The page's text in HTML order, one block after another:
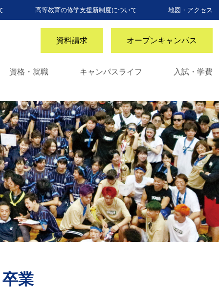
高等教育の修学支援新制度について 地図・アクセス
資料請求 オープンキャンパス
資格・就職 キャンパスライフ 入試・学費
業